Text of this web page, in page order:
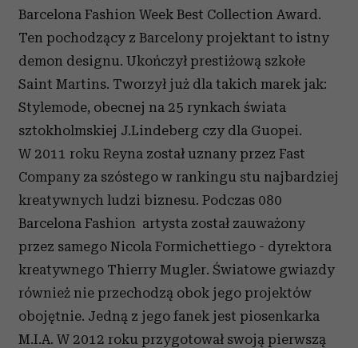
Barcelona Fashion Week Best Collection Award.
Ten pochodzący z Barcelony projektant to istny
demon designu. Ukończył prestiżową szkołe
Saint Martins. Tworzył już dla takich marek jak:
Stylemode, obecnej na 25 rynkach świata
sztokholmskiej J.Lindeberg czy dla Guopei.
W 2011 roku Reyna został uznany przez Fast
Company za szóstego w rankingu stu najbardziej
kreatywnych ludzi biznesu. Podczas 080
Barcelona Fashion artysta został zauważony
przez samego Nicola Formichettiego - dyrektora
kreatywnego Thierry Mugler. Światowe gwiazdy
również nie przechodzą obok jego projektów
obojętnie. Jedną z jego fanek jest piosenkarka
M.I.A. W 2012 roku przygotował swoją pierwszą